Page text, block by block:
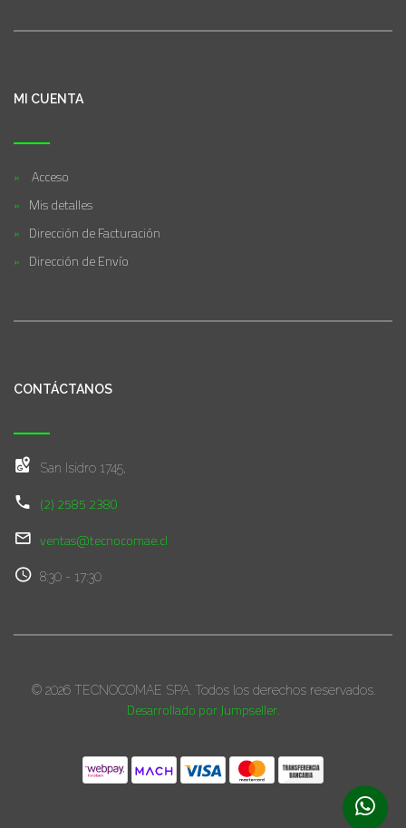
MI CUENTA
Acceso
Mis detalles
Dirección de Facturación
Dirección de Envío
CONTÁCTANOS
San Isidro 1745,
(2) 2585 2380
ventas@tecnocomae.cl
8:30 - 17:30
© 2026 TECNOCOMAE SPA. Todos los derechos reservados.
Desarrollado por Jumpseller